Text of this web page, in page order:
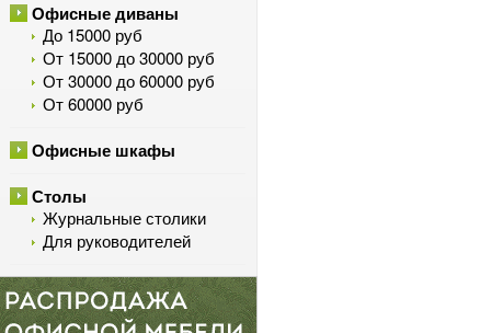
Офисные диваны
До 15000 руб
От 15000 до 30000 руб
От 30000 до 60000 руб
От 60000 руб
Офисные шкафы
Столы
Журнальные столики
Для руководителей